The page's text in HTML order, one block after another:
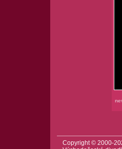
Copyright © 2000-